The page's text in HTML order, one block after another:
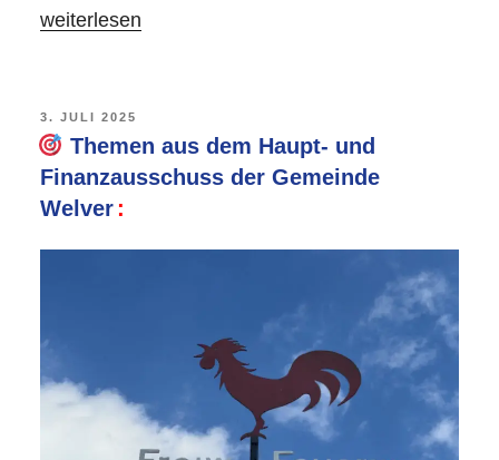
„
&
Millionen
schwer:
Das
neue
–
Live
aus
weiterlesen
VERÖFFENTLICHT
AM
3. JULI 2025
Themen aus dem Haupt- und
Finanzausschuss der Gemeinde
Welver